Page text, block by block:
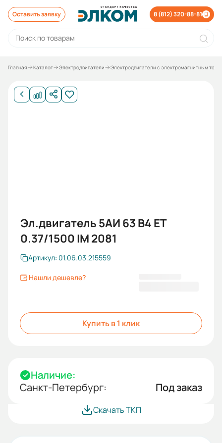
Оставить заявку 8 (812) 320-88-81
Главная Каталог Электродвигатели Электродвигатели с электромагнитным
Эл.двигатель 5АИ 63 В4 ET
0.37/1500 IM 2081
Артикул: 01.06.03.215559
Нашли дешевле?
Купить в 1 клик
Наличие:
Санкт-Петербург:
Под заказ
Скачать ТКП